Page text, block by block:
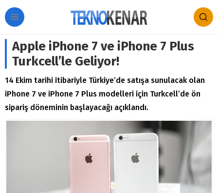
Apple iPhone 7 ve iPhone 7 Plus
Turkcell’le Geliyor!
14 Ekim tarihi itibariyle Türkiye’de satışa sunulacak olan
iPhone 7 ve iPhone 7 Plus modelleri için Turkcell’de ön
sipariş döneminin başlayacağı açıklandı.